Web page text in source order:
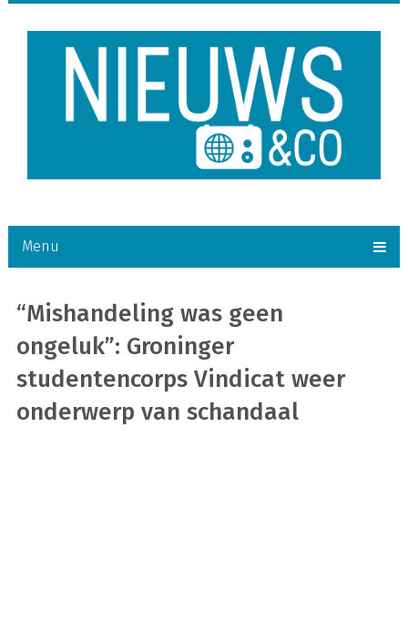
Menu
“Mishandeling was geen
ongeluk”: Groninger
studentencorps Vindicat weer
onderwerp van schandaal